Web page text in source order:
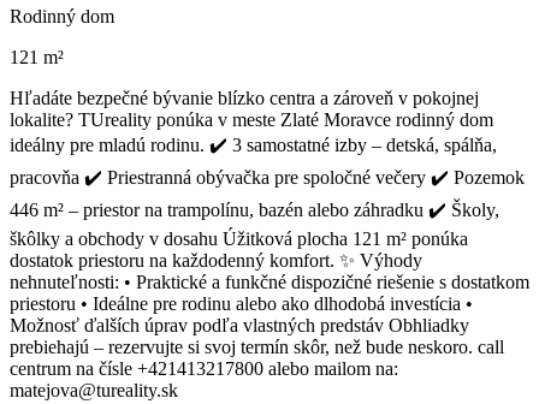
Rodinný dom
121 m²
Hľadáte bezpečné bývanie blízko centra a zároveň v pokojnej
lokalite? TUreality ponúka v meste Zlaté Moravce rodinný dom
ideálny pre mladú rodinu. ✔️ 3 samostatné izby – detská, spálňa,
pracovňa ✔️ Priestranná obývačka pre spoločné večery ✔️ Pozemok
446 m² – priestor na trampolínu, bazén alebo záhradku ✔️ Školy,
škôlky a obchody v dosahu Úžitková plocha 121 m² ponúka
dostatok priestoru na každodenný komfort. ✨ Výhody
nehnuteľnosti: • Praktické a funkčné dispozičné riešenie s dostatkom
priestoru • Ideálne pre rodinu alebo ako dlhodobá investícia •
Možnosť ďalších úprav podľa vlastných predstáv Obhliadky
prebiehajú – rezervujte si svoj termín skôr, než bude neskoro. call
centrum na čísle +421413217800 alebo mailom na:
matejova@tureality.sk